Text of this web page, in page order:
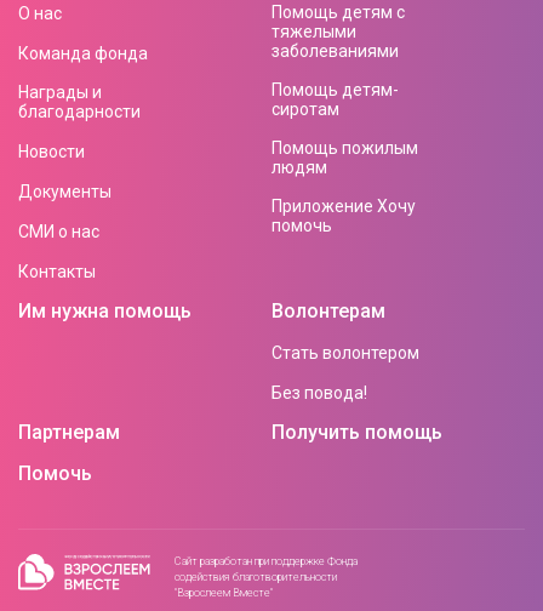
О нас
Команда фонда
Награды и
благодарности
Новости
Документы
СМИ о нас
Контакты
Помощь детям с
тяжелыми
заболеваниями
Помощь детям-
сиротам
Помощь пожилым
людям
Приложение Хочу
помочь
Им нужна помощь Волонтерам
Стать волонтером
Без повода!
Партнерам
Получить помощь
Помочь
Сайт разработан при поддержке Фонда
содействия благотворительности
"Взрослеем Вместе"